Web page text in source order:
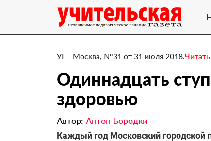
УГ - Москва, №31 от 31 июля 2018.
Одиннадцать
здоровью
Автор: Антон Бородки
Каждый год Московский городской